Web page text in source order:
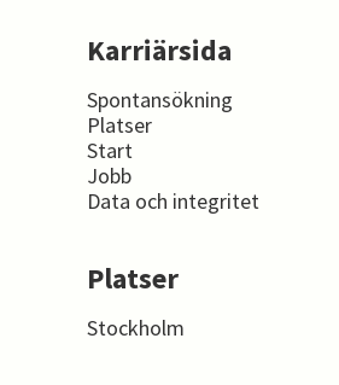
Karriärsida
Spontansökning
Platser
Start
Jobb
Data och integritet
Platser
Stockholm